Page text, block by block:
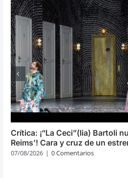
Crítica: ¡“La Ceci”(lia) Bartoli
Reims’! Cara y cruz de un
07/08/2026 | 0 Comentarios